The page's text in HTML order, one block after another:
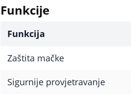
Funkcije
Funkcija
Zaštita mačke
Sigurnije provjetravanje